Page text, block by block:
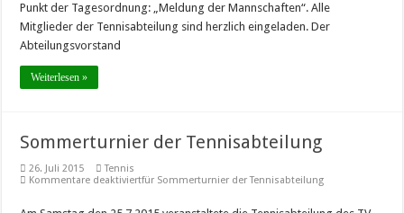
Punkt der Tagesordnung: „Meldung der Mannschaften“. Alle
Mitglieder der Tennisabteilung sind herzlich eingeladen. Der
Abteilungsvorstand
Weiterlesen »
Sommerturnier der Tennisabteilung
26. Juli 2015
Tennis
Kommentare deaktiviertfür Sommerturnier der Tennisabteilung